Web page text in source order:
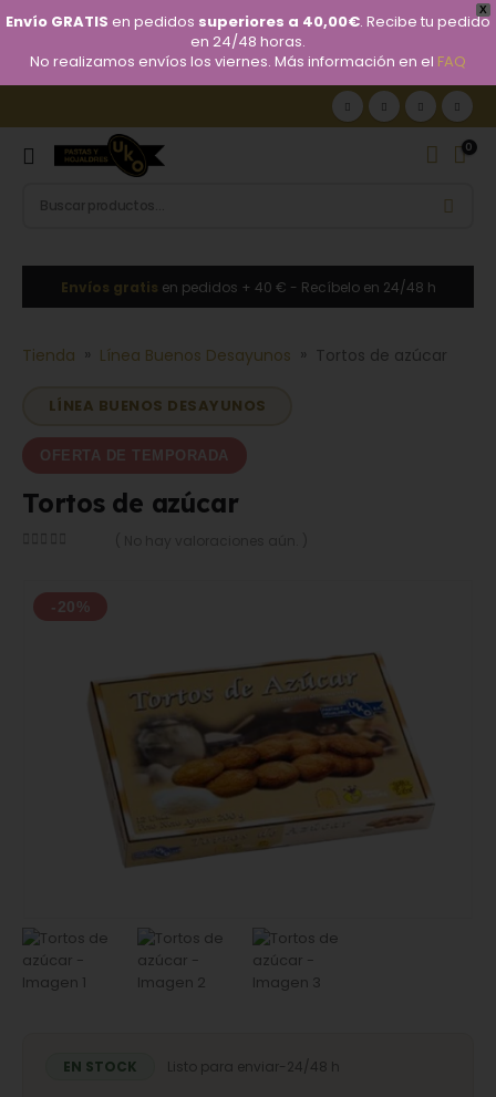
X
Envío GRATIS en pedidos superiores a 40,00€. Recibe tu pedido
en 24/48 horas.
No realizamos envíos los viernes. Más información en el FAQ
0
Envíos gratis en pedidos + 40 € - Recíbelo en 24/48 h
Tienda » Línea Buenos Desayunos » Tortos de azúcar
LÍNEA BUENOS DESAYUNOS
OFERTA DE TEMPORADA
Tortos de azúcar
-20%
EN STOCK Listo para enviar-24/48 h